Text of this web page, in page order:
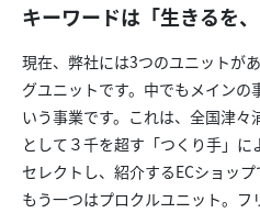
キーワードは「生きるを、
現在、弊社には3つのユニットが
グユニットです。中でもメインの
いう事業です。これは、全国津
として３千を超す「つくり手」
セレクトし、紹介するECショップ
もう一つはプロクルユニット。